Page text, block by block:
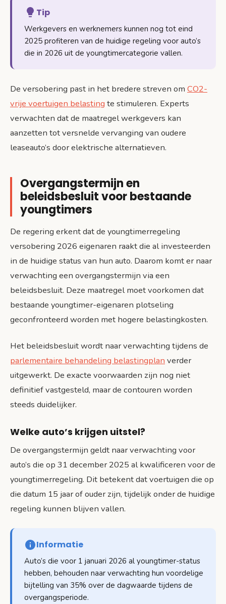
Tip
Werkgevers en werknemers kunnen nog tot eind
2025 profiteren van de huidige regeling voor auto’s
die in 2026 uit de youngtimercategorie vallen.
De versobering past in het bredere streven om CO2-
vrije voertuigen belasting te stimuleren. Experts
verwachten dat de maatregel werkgevers kan
aanzetten tot versnelde vervanging van oudere
leaseauto’s door elektrische alternatieven.
Overgangstermijn en
beleidsbesluit voor bestaande
youngtimers
De regering erkent dat de youngtimerregeling
versobering 2026 eigenaren raakt die al investeerden
in de huidige status van hun auto. Daarom komt er naar
verwachting een overgangstermijn via een
beleidsbesluit. Deze maatregel moet voorkomen dat
bestaande youngtimer-eigenaren plotseling
geconfronteerd worden met hogere belastingkosten.
Het beleidsbesluit wordt naar verwachting tijdens de
parlementaire behandeling belastingplan verder
uitgewerkt. De exacte voorwaarden zijn nog niet
definitief vastgesteld, maar de contouren worden
steeds duidelijker.
Welke auto’s krijgen uitstel?
De overgangstermijn geldt naar verwachting voor
auto’s die op 31 december 2025 al kwalificeren voor de
youngtimerregeling. Dit betekent dat voertuigen die op
die datum 15 jaar of ouder zijn, tijdelijk onder de huidige
regeling kunnen blijven vallen.
Informatie
Auto’s die voor 1 januari 2026 al youngtimer-status
hebben, behouden naar verwachting hun voordelige
bijtelling van 35% over de dagwaarde tijdens de
overgangsperiode.